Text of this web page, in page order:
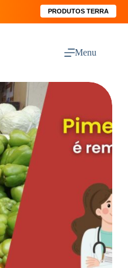
PRODUTOS TERRA
Menu